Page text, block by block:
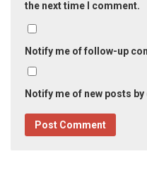
the next time I comment.
Notify me of follow-up
Notify me of new posts by